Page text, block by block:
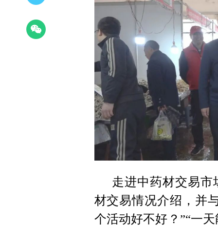
走进中药材交易
材交易情况介绍，并
个活动好不好？”“一